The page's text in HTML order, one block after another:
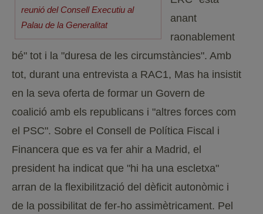
reunió del Consell Executiu al
Palau de la Generalitat
anant
raonablement
bé" tot i la "duresa de les circumstàncies". Amb
tot, durant una entrevista a RAC1, Mas ha insistit
en la seva oferta de formar un Govern de
coalició amb els republicans i "altres forces com
el PSC". Sobre el Consell de Política Fiscal i
Financera que es va fer ahir a Madrid, el
president ha indicat que "hi ha una escletxa"
arran de la flexibilització del dèficit autonòmic i
de la possibilitat de fer-ho assimètricament. Pel